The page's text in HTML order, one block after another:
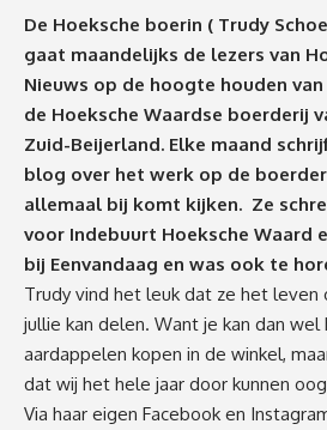
De Hoeksche boerin ( Trudy
gaat maandelijks de lezers van
Nieuws op de hoogte houden
de Hoeksche Waardse boerderij
Zuid-Beijerland. Elke maand
blog over het werk op de
allemaal bij komt kijken. Ze
voor Indebuurt Hoeksche Waard
bij Eenvandaag en was ook te
Trudy vind het leuk dat ze het
jullie kan delen. Want je kan dan
aardappelen kopen in de winkel,
dat wij het hele jaar door kunnen
Via haar eigen Facebook en